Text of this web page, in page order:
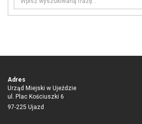
Adres
Urząd Miejski w Ujeździe
ul. Plac Kościuszki 6
97-225 Ujazd